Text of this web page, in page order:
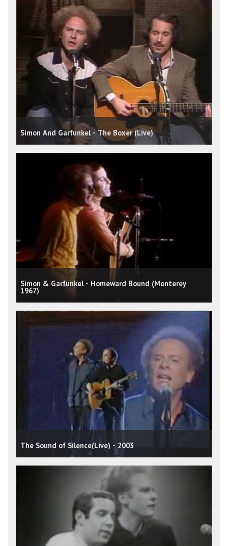
Simon And Garfunkel - The Boxer (Live)
Simon & Garfunkel - Homeward Bound (Monterey
1967)
The Sound of Silence(Live) - 2003